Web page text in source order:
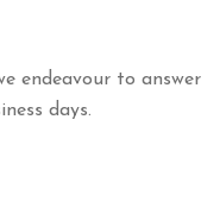
endeavour to answer
days.